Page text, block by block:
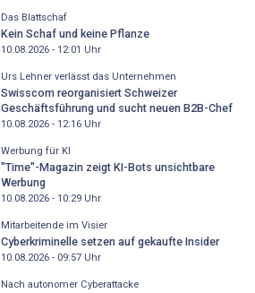
Das Blattschaf
Kein Schaf und keine Pflanze
10.08.2026 - 12:01 Uhr
Urs Lehner verlässt das Unternehmen
Swisscom reorganisiert Schweizer
Geschäftsführung und sucht neuen B2B-Chef
10.08.2026 - 12:16Uhr
Werbung für KI
"Time"-Magazin zeigt KI-Bots unsichtbare
Werbung
10.08.2026 - 10:29Uhr
Mitarbeitende im Visier
Cyberkriminelle setzen auf gekaufte Insider
10.08.2026 - 09:57Uhr
Nach autonomer Cyberattacke